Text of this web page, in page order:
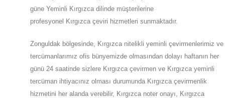
güne Yeminli Kırgızca dilinde müşterilerine
profesyonel Kırgızca çeviri hizmetleri sunmaktadır.
Zonguldak bölgesinde, Kırgızca nitelikli yeminli çevirmenlerimiz ve
tercümanlarımız ofis bünyemizde olmasından dolayı haftanın her
günü 24 saatinde sizlere Kırgızca çevirmen ve Kırgızca yeminli
tercüman ihtiyacınız olması durumunda Kırgızca çevirmenlik
hizmetini her alanda verebilir, Kırgızca noter onayı, Kırgızca